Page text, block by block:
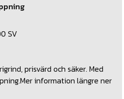
SV
prisvärd och säker. Med
information längre ner